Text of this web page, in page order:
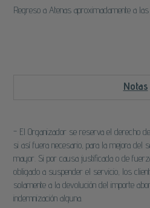
Regreso a Atenas aproximadamente a las
Notas
- El Organizador se reserva el derecho
si así fuera necesario, para la mejora del
mayor. Si por causa justificada o de
obligado a suspender el servicio, los
solamente a la devolución del importe
indemnización alguna.